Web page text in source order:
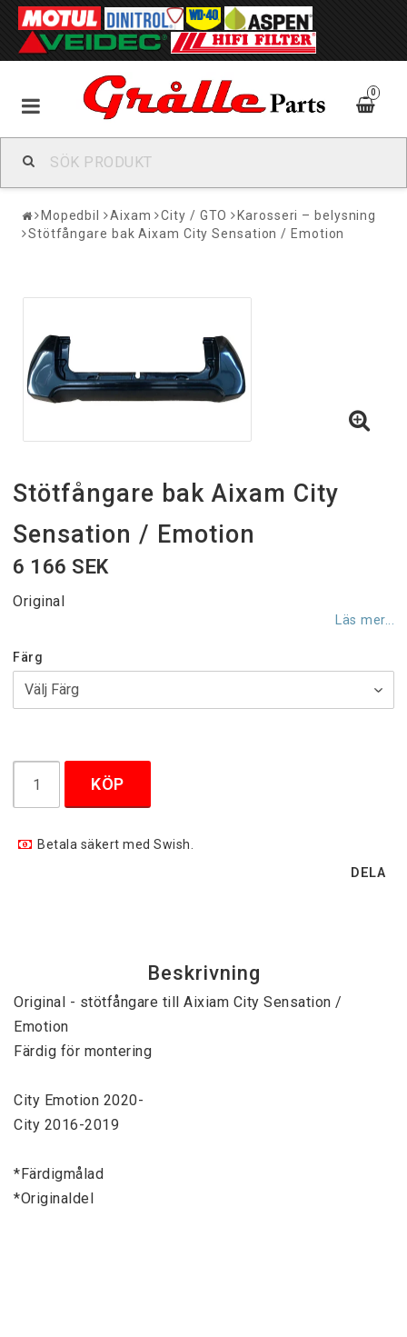
0
Mopedbil Aixam City / GTO
Karosseri – belysning
Stötfångare bak Aixam City Sensation / Emotion
Stötfångare bak Aixam City
Sensation / Emotion
6 166 SEK
Original
Läs mer...
Färg
KÖP
Betala säkert med Swish.
DELA
Beskrivning
Original - stötfångare till Aixiam City Sensation /
Emotion
Färdig för montering
City Emotion 2020-
City 2016-2019
*Färdigmålad
*Originaldel